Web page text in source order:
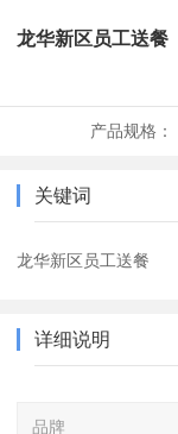
龙华新区员工送餐
产品规格：
关键词
龙华新区员工送餐
详细说明
品牌